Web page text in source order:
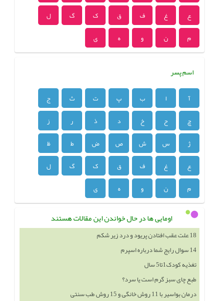
ع
غ ف ق ک گ
ل
م
ن و ه ی
اسم پسر
آ ا ب پ ت ث
ج
چ
ح خ د ذ ر
ز
ژ
س ش ص ض ط
ظ
ع
غ ف ق ک گ
ل
م
ن و ه ی
اومایی ها در حال خواندن این مقالات هستند
18 علت عقب افتادن پریود و درد زیر شکم
14 سوال رایج شما درباره اسپرم
تغذیه کودک1تا5 سال
طبع چای سبز گرم است یا سرد؟
درمان بواسیر با 11 روش خانگی و 15 روش طب سنتی